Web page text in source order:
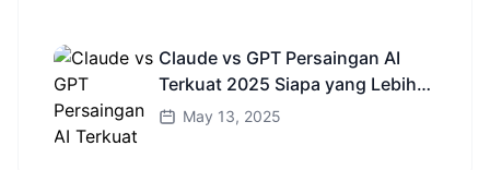
Claude vs GPT Persaingan AI
Terkuat 2025 Siapa yang Lebih
Cerdas?
May 13, 2025